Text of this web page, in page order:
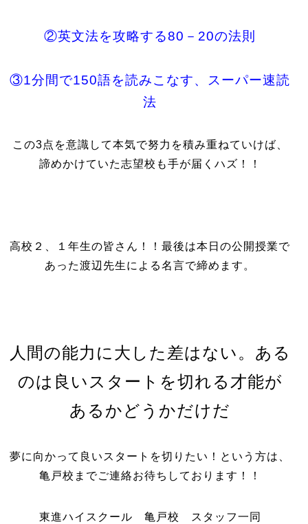
②英文法を攻略する80－20の法則
③1分間で150語を読みこなす、スーパー速読
法
この3点を意識して本気で努力を積み重ねていけば、
諦めかけていた志望校も手が届くハズ！！
高校２、１年生の皆さん！！最後は本日の公開授業で
あった渡辺先生による名言で締めます。
人間の能力に大した差はない。ある
のは良いスタートを切れる才能が
あるかどうかだけだ
夢に向かって良いスタートを切りたい！という方は、
亀戸校までご連絡お待ちしております！！
東進ハイスクール 亀戸校 スタッフ一同